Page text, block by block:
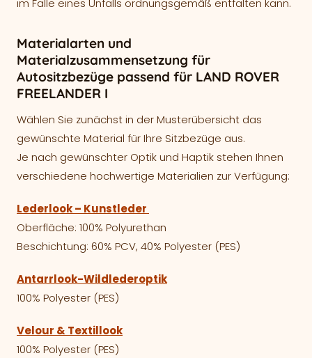
im Falle eines Unfalls ordnungsgemäß entfalten kann.
Materialarten und
Materialzusammensetzung für
Autositzbezüge passend für LAND ROVER
FREELANDER I
Wählen Sie zunächst in der Musterübersicht das
gewünschte Material für Ihre Sitzbezüge aus.
Je nach gewünschter Optik und Haptik stehen Ihnen
verschiedene hochwertige Materialien zur Verfügung:
Lederlook – Kunstleder
Oberfläche: 100% Polyurethan
Beschichtung: 60% PCV, 40% Polyester (PES)
Antarrlook-Wildlederoptik
100% Polyester (PES)
Velour & Textillook
100% Polyester (PES)